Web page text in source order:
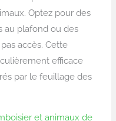
Optez pour des
au plafond ou des
accès. Cette
efficace
par le feuillage des
et animaux de